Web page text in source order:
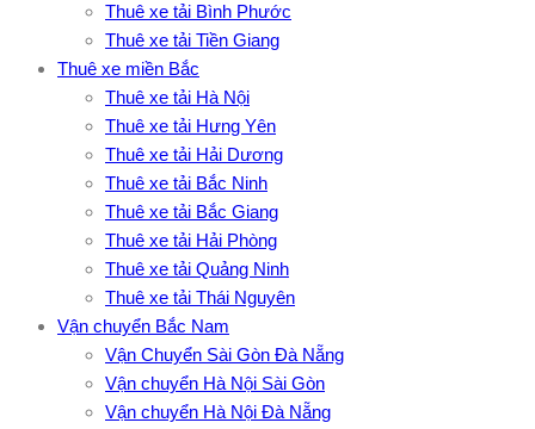
Thuê xe tải Bình Phước
Thuê xe tải Tiền Giang
Thuê xe miền Bắc
Thuê xe tải Hà Nội
Thuê xe tải Hưng Yên
Thuê xe tải Hải Dương
Thuê xe tải Bắc Ninh
Thuê xe tải Bắc Giang
Thuê xe tải Hải Phòng
Thuê xe tải Quảng Ninh
Thuê xe tải Thái Nguyên
Vận chuyển Bắc Nam
Vận Chuyển Sài Gòn Đà Nẵng
Vận chuyển Hà Nội Sài Gòn
Vận chuyển Hà Nội Đà Nẵng